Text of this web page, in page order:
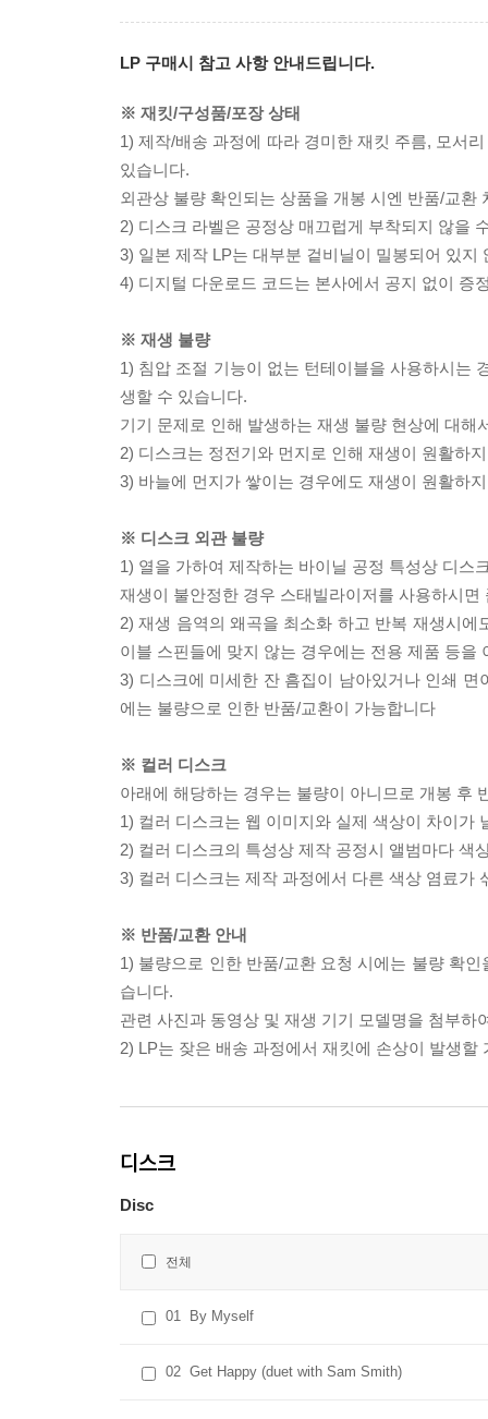
LP 구매시 참고 사항 안내드립니다.
※ 재킷/구성품/포장 상태
1) 제작/배송 과정에 따라 경미한 재킷 주름, 모서
있습니다.
외관상 불량 확인되는 상품을 개봉 시엔 반품/교환
2) 디스크 라벨은 공정상 매끄럽게 부착되지 않을
3) 일본 제작 LP는 대부분 겉비닐이 밀봉되어 있지
4) 디지털 다운로드 코드는 본사에서 공지 없이 증
※ 재생 불량
1) 침압 조절 기능이 없는 턴테이블을 사용하시는
생할 수 있습니다.
기기 문제로 인해 발생하는 재생 불량 현상에 대
2) 디스크는 정전기와 먼지로 인해 재생이 원활하
3) 바늘에 먼지가 쌓이는 경우에도 재생이 원활하
※ 디스크 외관 불량
1) 열을 가하여 제작하는 바이닐 공정 특성상 디스
재생이 불안정한 경우 스태빌라이저를 사용하시
2) 재생 음역의 왜곡을 최소화 하고 반복 재생시
이블 스핀들에 맞지 않는 경우에는 전용 제품 등
3) 디스크에 미세한 잔 흠집이 남아있거나 인쇄
에는 불량으로 인한 반품/교환이 가능합니다
※ 컬러 디스크
아래에 해당하는 경우는 불량이 아니므로 개봉 후
1) 컬러 디스크는 웹 이미지와 실제 색상이 차이가
2) 컬러 디스크의 특성상 제작 공정시 앨범마다 색
3) 컬러 디스크는 제작 과정에서 다른 색상 염료가
※ 반품/교환 안내
1) 불량으로 인한 반품/교환 요청 시에는 불량 확
습니다.
관련 사진과 동영상 및 재생 기기 모델명을 첨부하
2) LP는 잦은 배송 과정에서 재킷에 손상이 발생
디스크
Disc
전체
01 By Myself
02 Get Happy (duet with Sam Smith)